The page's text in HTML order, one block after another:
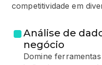
competitividade em
Análise de
negócio
Domine